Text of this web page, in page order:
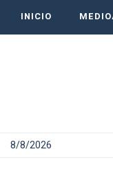
INICIO
8/8/2026